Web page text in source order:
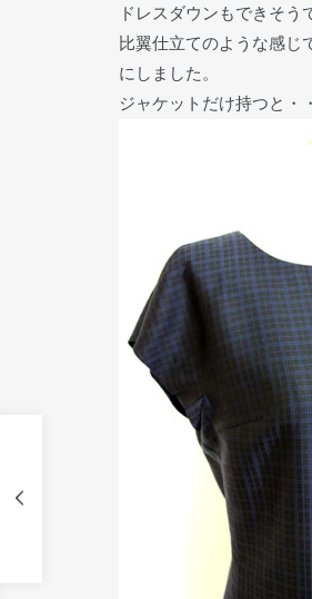
ドレスダウンもできそう
比翼仕立てのような感じ
にしました。
ジャケットだけ持つと・